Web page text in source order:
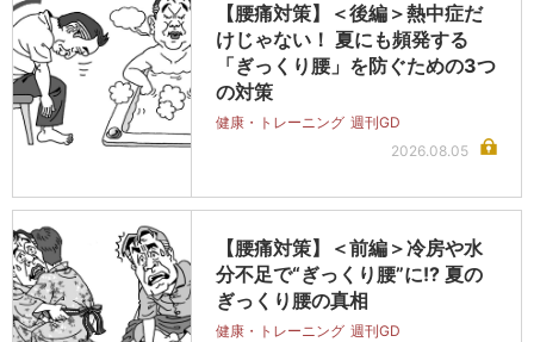
【腰痛対策】＜後編＞熱中症だ
けじゃない！ 夏にも頻発する
「ぎっくり腰」を防ぐための3つ
の対策
健康・トレーニング 週刊GD
2026.08.05
【腰痛対策】＜前編＞冷房や水
分不足で“ぎっくり腰”に!? 夏の
ぎっくり腰の真相
健康・トレーニング 週刊GD